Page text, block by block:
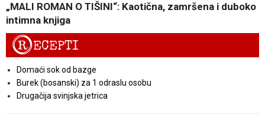
„MALI ROMAN O TIŠINI“: Kaotična, zamršena i duboko
intimna knjiga
RECEPTI
Domaći sok od bazge
Burek (bosanski) za 1 odraslu osobu
Drugačija svinjska jetrica